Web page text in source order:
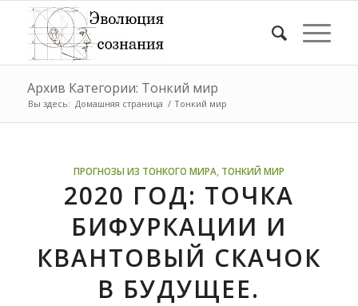
Архив Категории: Тонкий мир
Вы здесь: Домашняя страница / Тонкий мир
ПРОГНОЗЫ ИЗ ТОНКОГО МИРА, ТОНКИЙ МИР
2020 ГОД: ТОЧКА
БИФУРКАЦИИ И
КВАНТОВЫЙ СКАЧОК
В БУДУЩЕЕ.